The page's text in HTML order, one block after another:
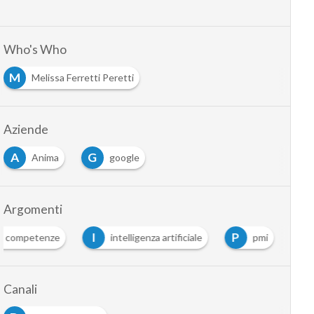
Who's Who
M
Melissa Ferretti Peretti
Aziende
A
Anima G google
Argomenti
competenze I intelligenza artificiale P pmi
Canali